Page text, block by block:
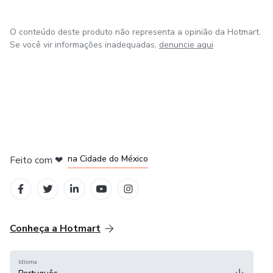
O conteúdo deste produto não representa a opinião da Hotmart.
Se você vir informações inadequadas, denuncie aqui
Feito com ❤ na Cidade do México
Conheça a Hotmart
Idioma